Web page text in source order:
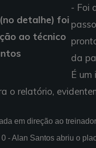
detalhe) foi
ao técnico
- Foi
da
É um
o relatório,
em direção ao
- Alan Santos abriu o